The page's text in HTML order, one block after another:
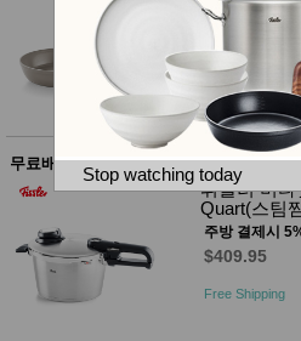
품
Diet/여
메이크
업
어/염색
바디케
어/향수
남성화
Stop watching today
주방 결제시
$199.95
Free Shipping
무료배송
휘슬러 비
Quart(스팀
주방 결제시
$409.95
Free Shipping